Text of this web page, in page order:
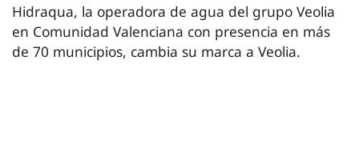
Hidraqua, la operadora de agua del grupo Veolia
en Comunidad Valenciana con presencia en más
de 70 municipios, cambia su marca a Veolia.